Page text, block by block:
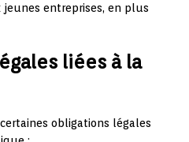
jeunes entreprises, en plus
liées à la
obligations légales